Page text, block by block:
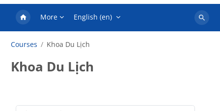
More English ‎(en)‎
Search
Courses Khoa Du Lịch
Khoa Du Lịch